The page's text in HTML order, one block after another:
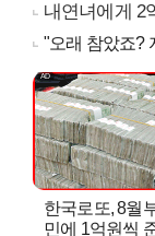
내연녀에게 2
"오래 참았죠?
한국로또, 8월
민에 1억원씩